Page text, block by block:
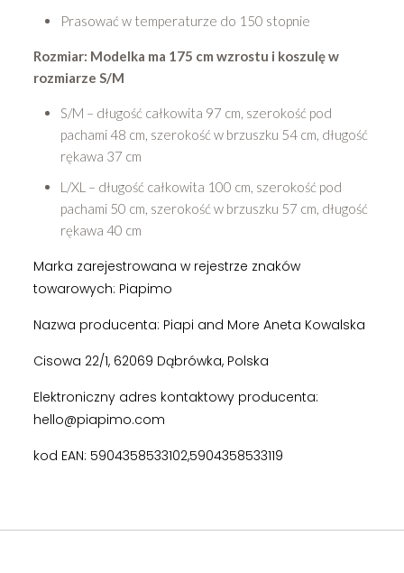
Prasować w temperaturze do 150 stopnie
Rozmiar: Modelka ma 175 cm wzrostu i koszulę w
rozmiarze S/M
S/M – długość całkowita 97 cm, szerokość pod
pachami 48 cm, szerokość w brzuszku 54 cm, długość
rękawa 37 cm
L/XL – długość całkowita 100 cm, szerokość pod
pachami 50 cm, szerokość w brzuszku 57 cm, długość
rękawa 40 cm
Marka zarejestrowana w rejestrze znaków
towarowych: Piapimo
Nazwa producenta: Piapi and More Aneta Kowalska
Cisowa 22/1, 62069 Dąbrówka, Polska
Elektroniczny adres kontaktowy producenta:
hello@piapimo.com
kod EAN: 5904358533102,5904358533119